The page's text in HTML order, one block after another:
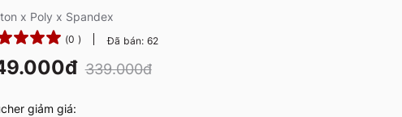
x Poly x Spandex
(0 ) Đã bán: 62
339.000đ
giảm giá: